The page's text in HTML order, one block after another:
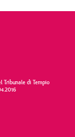
Tribunale di Tempio